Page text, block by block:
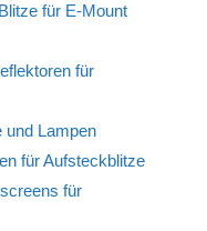
für E-Mount
für
und Lampen
für Aufsteckblitze
für